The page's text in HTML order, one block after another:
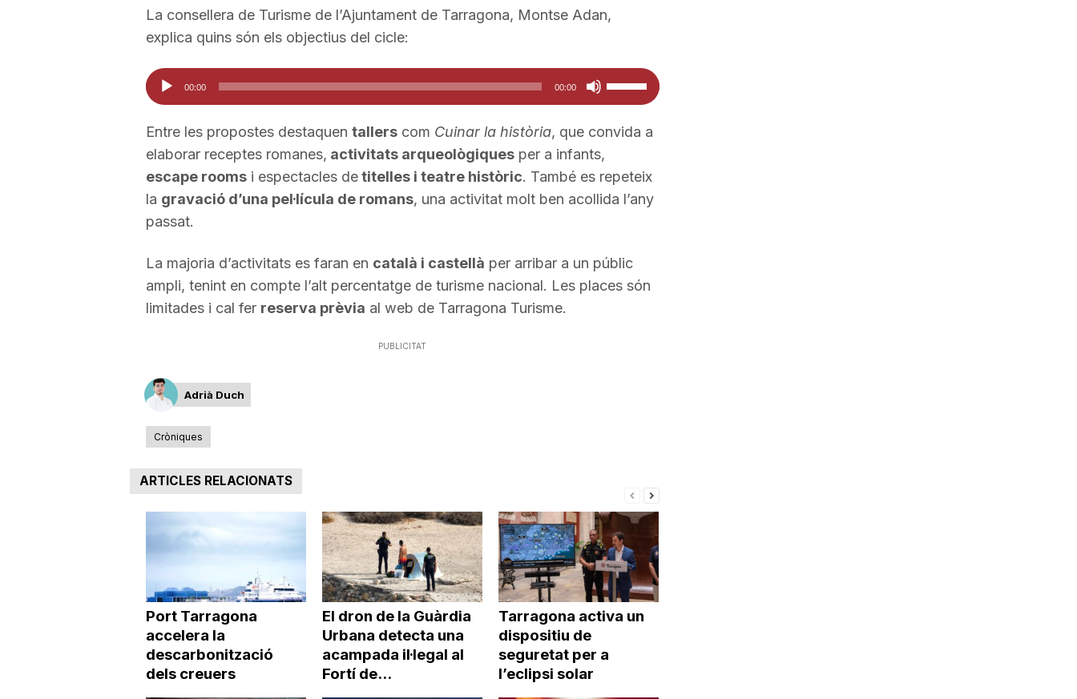
a
La consellera de Turisme de l’Ajuntament de Tarragona, Montse Adan,
explica quins són els objectius del cicle:
Reproductor
d'àudio
00:00 00:00
Feu
servir
les
de
fletxa
avall
per
Entre les propostes destaquen tallerscom Cuinar la història, que convida a
elaborar receptes romanes, activitats arqueològiquesper a infants,
escape roomsi espectacles detitelles i teatre històric. També es repeteix
la gravació d’una pel·lícula de romans, una activitat molt ben acollida l’any
passat.
La majoria d’activitats es faran en català i castellà per arribar a un públic
ampli, tenint en compte l’alt percentatge de turisme nacional. Les places són
limitades i cal fer reserva prèvia al web de Tarragona Turisme.
PUBLICITAT
Adrià Duch
Cròniques
ARTICLES RELACIONATS
Port Tarragona
accelera la
descarbonització
dels creuers
El dron de la Guàrdia
Urbana detecta una
acampada il·legal al
Fortí de...
Tarragona activa un
dispositiu de
seguretat per a
l’eclipsi solar